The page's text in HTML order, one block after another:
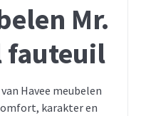
Mr.
fauteuil
van Havee meubelen
karakter en